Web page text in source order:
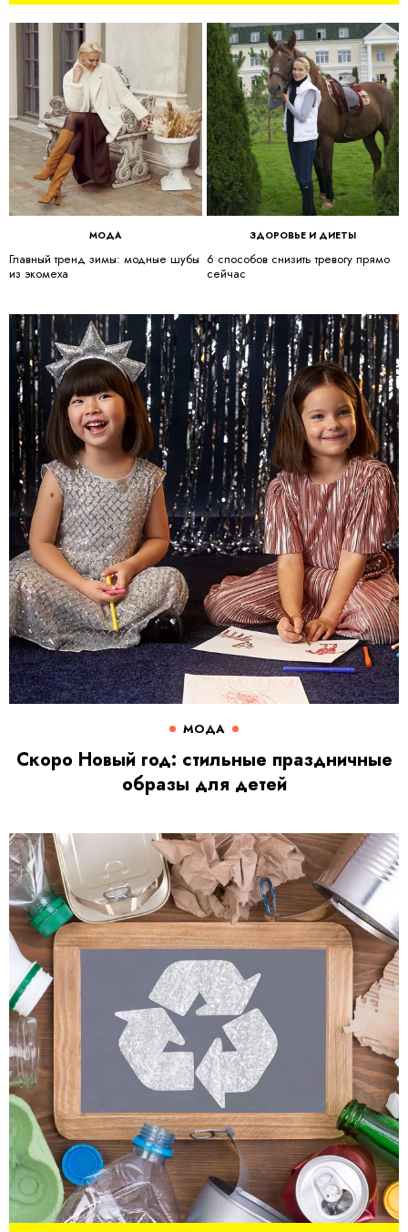
МОДА
Главный тренд зимы: модные шубы
из экомеха
ЗДОРОВЬЕ И ДИЕТЫ
6 способов снизить тревогу прямо
сейчас
МОДА
Скоро Новый год: стильные праздничные
образы для детей